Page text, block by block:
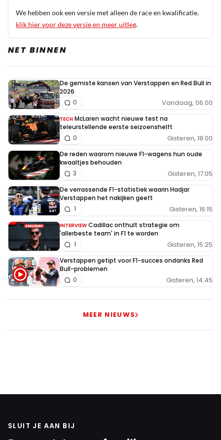
We hebben ook een versie met alleen de race en kwalificatie.
klik hier voor deze versie en meer uitleg.
NET BINNEN
De gemiste kansen van Verstappen en Red Bull in
2026
Vandaag, 06:00
0
TECH McLaren wacht nieuwe test na
teleurstellende eerste seizoenshelft
Gisteren, 18:00
0
De reden waarom nieuwe F1-wagens hun oude
kwaaltjes behouden
Gisteren, 17:05
3
De verrassende F1-statistiek waarin Hadjar
Verstappen het nakijken geeft
Gisteren, 16:15
1
INTERVIEW Cadillac onthult strategie om
'allerbeste team' in F1 te worden
Gisteren, 15:25
1
Verstappen getipt voor F1-succes ondanks Red
Bull-problemen
Gisteren, 14:45
0
MEER NIEUWS
SLUIT JE AAN BIJ